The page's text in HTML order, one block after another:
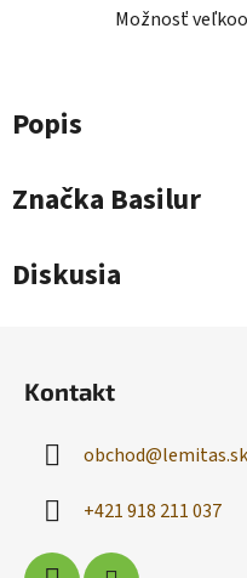
Možnosť
Popis
Značka Basilur
Diskusia
Kontakt
obchod@lemitas.sk
+421 918 211 037